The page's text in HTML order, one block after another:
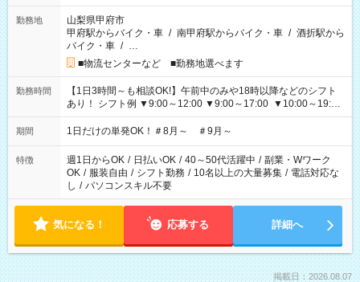
勤務地
山梨県甲府市
甲府駅からバイク・車 / 南甲府駅からバイク・車 / 酒折駅から
バイク・車 / …
■物流センターなど ■勤務地選べます
勤務時間
【1日3時間～も相談OK!】午前中のみや18時以降などのシフト
あり！ シフト例 ▼9:00～12:00 ▼9:00～17:00 ▼10:00～19:00
▼18:00～21:00
期間 1日だけの単発OK！＃8月～ ＃9月～
特徴 週1日からOK / 日払いOK / 40～50代活躍中 / 副業・Wワーク
OK / 服装自由 / シフト勤務 / 10名以上の大量募集 / 電話対応な
し / パソコンスキル不要
気になる！ 応募する 詳細へ
掲載日：2026.08.07